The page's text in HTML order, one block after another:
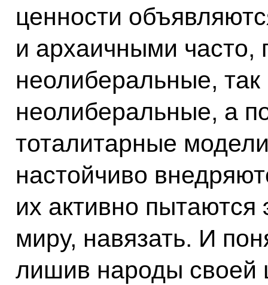
ценности
и архаичными часто,
неолиберальные,
неолиберальные, а
тоталитарные
настойчиво
их активно пытаются
миру, навязать. И
лишив народы своей